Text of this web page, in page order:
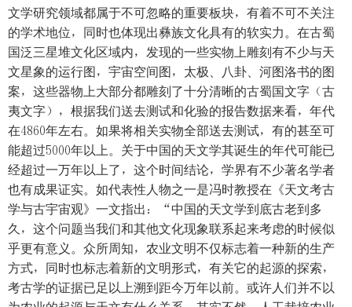
文学研究领域都属于不可忽略的重要板块，有着不可不关注
的学术地位，同时也体现出彝族文化具有的软实力。在古蜀
国泛三星堆文化区域内，发现的一些实物上雕刻有不少与天
文星象的运行图，宇宙空间图，太极、八卦、河图洛书的图
案，这些器物上大部分都雕刻了十分清晰的古蜀国文字（古
夷文字），根据我们送去测试和化验的报告数据来看，年代
在4860年左右。如果将相关实物全部送去测试，有的甚至可
能超过5000年以上。关于中国的天文学其诞生的年代可能已
经超过一万年以上了，这个时间结论，学界有不少著名学者
也有成果证实。如代表性人物之一是冯时教授在《天文考古
学与古宇宙观》一文指出：“中国的天文学到底古老到多
久，这个问题当我们和其他文化现象联系起来考虑的时候似
乎更有意义。众所周知，农业文明不仅标志着一种新的生产
方式，同时也标志着新的文明形式，有关它的起源的探索，
考古学的证据已足以上溯到距今万年以前。或许人们并不以